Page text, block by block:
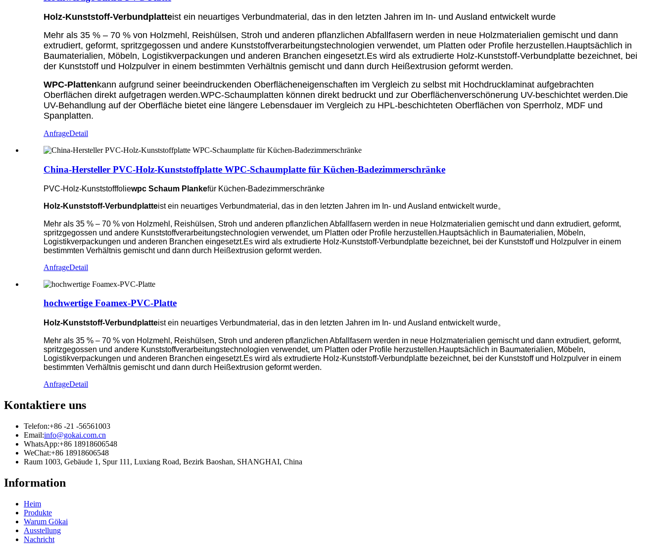
Holz-Kunststoff-Verbundplatteist ein neuartiges Verbundmaterial, das in den letzten Jahren im In- und Ausland entwickelt wurde
Mehr als 35 % – 70 % von Holzmehl, Reishülsen, Stroh und anderen pflanzlichen Abfallfasern werden in neue Holzmaterialien gemischt und dann
extrudiert, geformt, spritzgegossen und andere Kunststoffverarbeitungstechnologien verwendet, um Platten oder Profile herzustellen.Hauptsächlich in
Baumaterialien, Möbeln, Logistikverpackungen und anderen Branchen eingesetzt.Es wird als extrudierte Holz-Kunststoff-Verbundplatte bezeichnet, bei
der Kunststoff und Holzpulver in einem bestimmten Verhältnis gemischt und dann durch Heißextrusion geformt werden.
WPC-Plattenkann aufgrund seiner beeindruckenden Oberflächeneigenschaften im Vergleich zu selbst mit Hochdrucklaminat aufgebrachten
Oberflächen direkt aufgetragen werden.WPC-Schaumplatten können direkt bedruckt und zur Oberflächenverschönerung UV-beschichtet werden.Die
UV-Behandlung auf der Oberfläche bietet eine längere Lebensdauer im Vergleich zu HPL-beschichteten Oberflächen von Sperrholz, MDF und
Spanplatten.
AnfrageDetail
China-Hersteller PVC-Holz-Kunststoffplatte WPC-Schaumplatte für Küchen-Badezimmerschränke
PVC-Holz-Kunststofffoliewpc Schaum Plankefür Küchen-Badezimmerschränke
Holz-Kunststoff-Verbundplatteist ein neuartiges Verbundmaterial, das in den letzten Jahren im In- und Ausland entwickelt wurde。
Mehr als 35 % – 70 % von Holzmehl, Reishülsen, Stroh und anderen pflanzlichen Abfallfasern werden in neue Holzmaterialien gemischt und dann extrudiert, geformt,
spritzgegossen und andere Kunststoffverarbeitungstechnologien verwendet, um Platten oder Profile herzustellen.Hauptsächlich in Baumaterialien, Möbeln,
Logistikverpackungen und anderen Branchen eingesetzt.Es wird als extrudierte Holz-Kunststoff-Verbundplatte bezeichnet, bei der Kunststoff und Holzpulver in einem
bestimmten Verhältnis gemischt und dann durch Heißextrusion geformt werden.
AnfrageDetail
hochwertige Foamex-PVC-Platte
Holz-Kunststoff-Verbundplatteist ein neuartiges Verbundmaterial, das in den letzten Jahren im In- und Ausland entwickelt wurde。
Mehr als 35 % – 70 % von Holzmehl, Reishülsen, Stroh und anderen pflanzlichen Abfallfasern werden in neue Holzmaterialien gemischt und dann extrudiert, geformt,
spritzgegossen und andere Kunststoffverarbeitungstechnologien verwendet, um Platten oder Profile herzustellen.Hauptsächlich in Baumaterialien, Möbeln,
Logistikverpackungen und anderen Branchen eingesetzt.Es wird als extrudierte Holz-Kunststoff-Verbundplatte bezeichnet, bei der Kunststoff und Holzpulver in einem
bestimmten Verhältnis gemischt und dann durch Heißextrusion geformt werden.
AnfrageDetail
Kontaktiere uns
Telefon:+86 -21 -56561003
Email:info@gokai.com.cn
WhatsApp:+86 18918606548
WeChat:+86 18918606548
Raum 1003, Gebäude 1, Spur 111, Luxiang Road, Bezirk Baoshan, SHANGHAI, China
Information
Heim
Produkte
Warum Gökai
Ausstellung
Nachricht